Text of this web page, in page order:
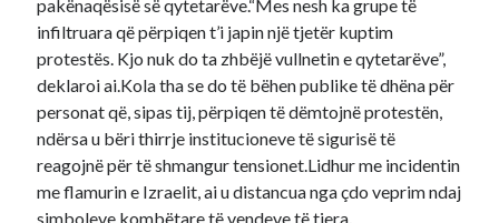
pakënaqësisë së qytetarëve.“Mes nesh ka grupe të
infiltruara që përpiqen t’i japin një tjetër kuptim
protestës. Kjo nuk do ta zhbëjë vullnetin e qytetarëve”,
deklaroi ai.Kola tha se do të bëhen publike të dhëna për
personat që, sipas tij, përpiqen të dëmtojnë protestën,
ndërsa u bëri thirrje institucioneve të sigurisë të
reagojnë për të shmangur tensionet.Lidhur me incidentin
me flamurin e Izraelit, ai u distancua nga çdo veprim ndaj
simboleve kombëtare të vendeve të tjera.